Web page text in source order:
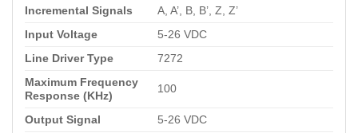
Incremental Signals
A, A’, B, B’, Z, Z’
Input Voltage
5-26 VDC
Line Driver Type
7272
Maximum Frequency
Response (KHz)
100
Output Signal
5-26 VDC